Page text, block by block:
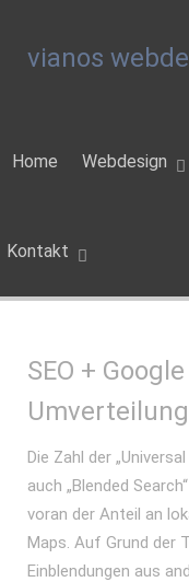
vianos
Home Webdesign
Kontakt
SEO +
Die Zahl der
auch „Blended
voran der Anteil an
Maps. Auf Grund der
Einblendungen aus